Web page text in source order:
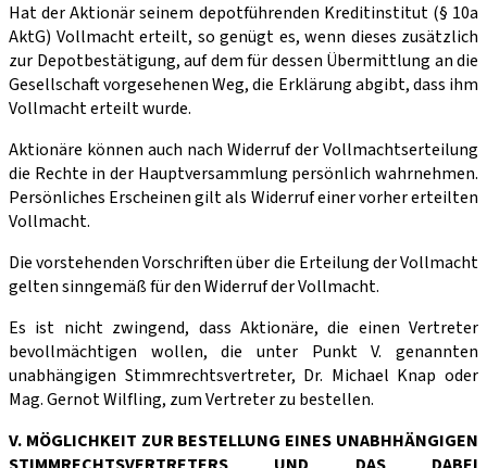
Hat der Aktionär seinem depotführenden Kreditinstitut (§ 10a
AktG) Vollmacht erteilt, so genügt es, wenn dieses zusätzlich
zur Depotbestätigung, auf dem für dessen Übermittlung an die
Gesellschaft vorgesehenen Weg, die Erklärung abgibt, dass ihm
Vollmacht erteilt wurde.
Aktionäre können auch nach Widerruf der Vollmachtserteilung
die Rechte in der Hauptversammlung persönlich wahrnehmen.
Persönliches Erscheinen gilt als Widerruf einer vorher erteilten
Vollmacht.
Die vorstehenden Vorschriften über die Erteilung der Vollmacht
gelten sinngemäß für den Widerruf der Vollmacht.
Es ist nicht zwingend, dass Aktionäre, die einen Vertreter
bevollmächtigen wollen, die unter Punkt V. genannten
unabhängigen Stimmrechtsvertreter, Dr. Michael Knap oder
Mag. Gernot Wilfling, zum Vertreter zu bestellen.
V. MÖGLICHKEIT ZUR BESTELLUNG EINES UNABHHÄNGIGEN